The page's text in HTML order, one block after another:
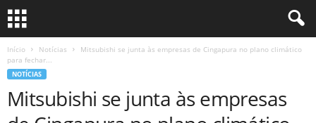
Início Notícias
Mitsubishi se junta às empresas de Cingapura no plano climático
para fechar...
NOTÍCIAS
Mitsubishi se junta às empresas